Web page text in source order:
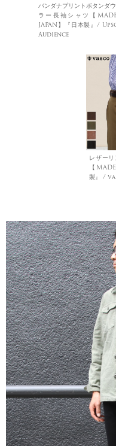
バンダナプリントボタンダ
ラー長袖シャツ【
JAPAN】『日本製』/
Audience
レザー
【
製』 /